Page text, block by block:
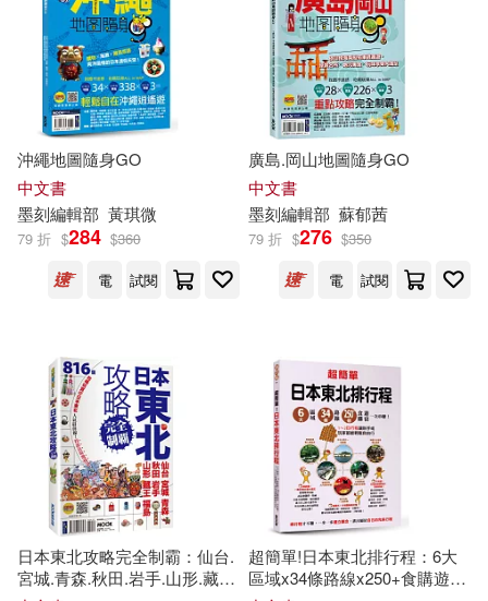
《意林》編輯部(101)
台灣角川編輯部(87)
全國考訊編輯部(81)
珊如編輯部(79)
大新出版社編輯部(78)
詹氏書局編輯部(75)
周宇廷(73) 東販編輯部(72)
球球館編輯部(72)
中國旅游出版社(157)
康軒文教(155)
民國歷史文化學社有限公司(139)
同文館(131) 台灣東方(129)
希伯崙(127)
上海錦繡文章出版社(126)
瑞昇(124)
流行風(119)
沖繩地圖隨身GO
中文書
墨刻編輯部 黃琪微
79 折 $284 $360
電
試閱
廣島.岡山地圖隨身GO
中文書
墨刻編輯部 蘇郁茜
79 折 $276 $350
電
試閱
日本東北攻略完全制霸：仙台.
宮城.青森.秋田.岩手.山形.藏王.
超簡單!日本東北排行程：6大
區域x34條路線x250+食購遊宿